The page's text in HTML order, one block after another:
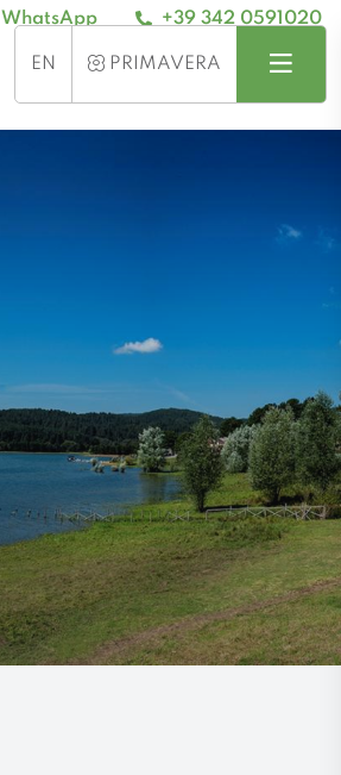
WhatsApp +39 342 0591020
EN SEASON
PRIMAVERA Menu